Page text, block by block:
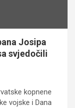
Josipa
svjedočili
kopnene
vojske i Dana